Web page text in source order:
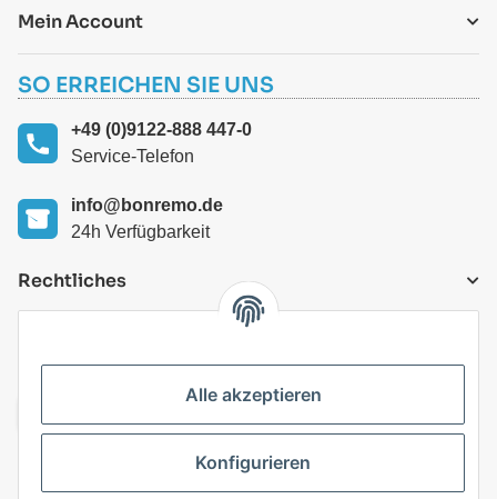
Mein Account
SO ERREICHEN SIE UNS
+49 (0)9122-888 447-0
Service-Telefon
info@bonremo.de
24h Verfügbarkeit
Rechtliches
Alle akzeptieren
Konfigurieren